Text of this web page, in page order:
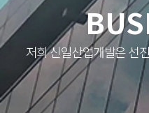
저희 신일산업개발은 선